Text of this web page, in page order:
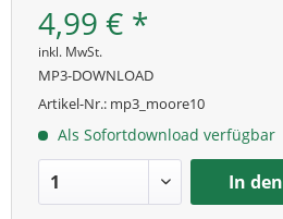
4,99 € *
inkl. MwSt.
MP3-DOWNLOAD
Artikel-Nr.: mp3_moore10
Als Sofortdownload verfügbar
In den